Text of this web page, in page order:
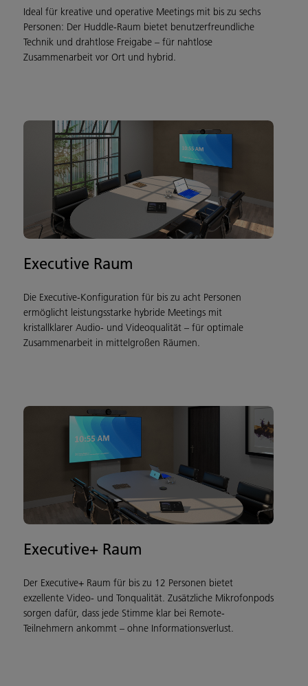
Ideal für kreative und operative Meetings mit bis zu sechs
Personen: Der Huddle-Raum bietet benutzerfreundliche
Technik und drahtlose Freigabe – für nahtlose
Zusammenarbeit vor Ort und hybrid.
Executive Raum
Die Executive-Konfiguration für bis zu acht Personen
ermöglicht leistungsstarke hybride Meetings mit
kristallklarer Audio- und Videoqualität – für optimale
Zusammenarbeit in mittelgroßen Räumen.
Executive+ Raum
Der Executive+ Raum für bis zu 12 Personen bietet
exzellente Video- und Tonqualität. Zusätzliche Mikrofonpods
sorgen dafür, dass jede Stimme klar bei Remote-
Teilnehmern ankommt – ohne Informationsverlust.